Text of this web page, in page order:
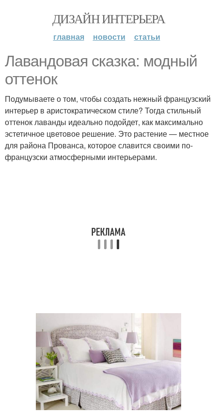
ДИЗАЙН ИНТЕРЬЕРА
главная новости статьи
Лавандовая сказка: модный
оттенок
Подумываете о том, чтобы создать нежный французский
интерьер в аристократическом стиле? Тогда стильный
оттенок лаванды идеально подойдет, как максимально
эстетичное цветовое решение. Это растение — местное
для района Прованса, которое славится своими по-
французски атмосферными интерьерами.